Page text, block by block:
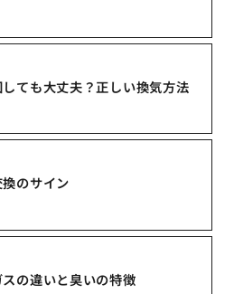
ても大丈夫？正しい換気方法
のサイン
の違いと臭いの特徴